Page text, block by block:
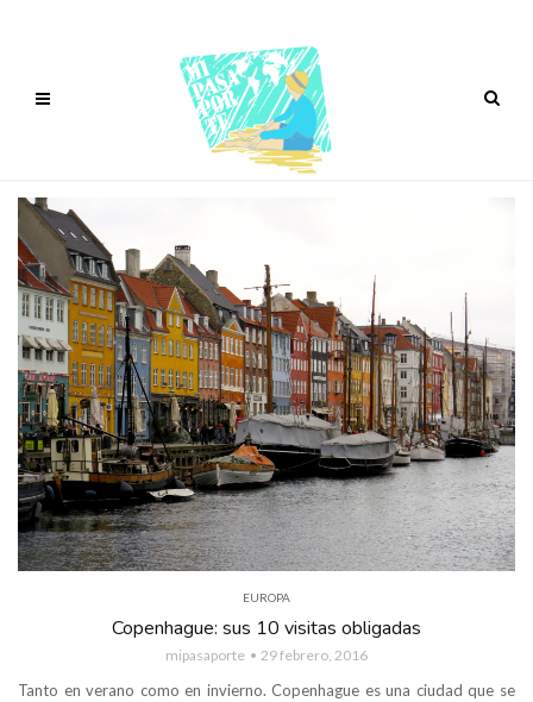
EUROPA
Copenhague: sus 10 visitas obligadas
mipasaporte 29 febrero, 2016
Tanto en verano como en invierno. Copenhague es una ciudad que se